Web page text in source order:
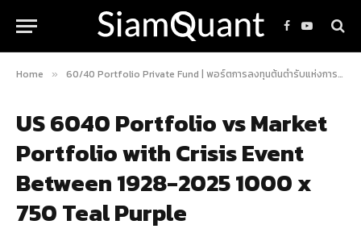
Facebook
YouTube
Home » 60/40 Portfolio Private Fund | พอร์ตการลงทุนต้นตำรับแห่งการสร้างความมั่งคั่ง
US 6040 Portfolio vs Market
Portfolio with Crisis Event
Between 1928-2025 1000 x
750 Teal Purple